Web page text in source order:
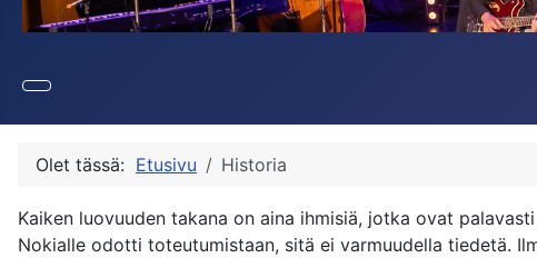
Olet tässä: Etusivu Historia
Kaiken luovuuden takana on aina ihmisiä, jotka ovat
Nokialle odotti toteutumistaan, sitä ei varmuudella tiedetä.